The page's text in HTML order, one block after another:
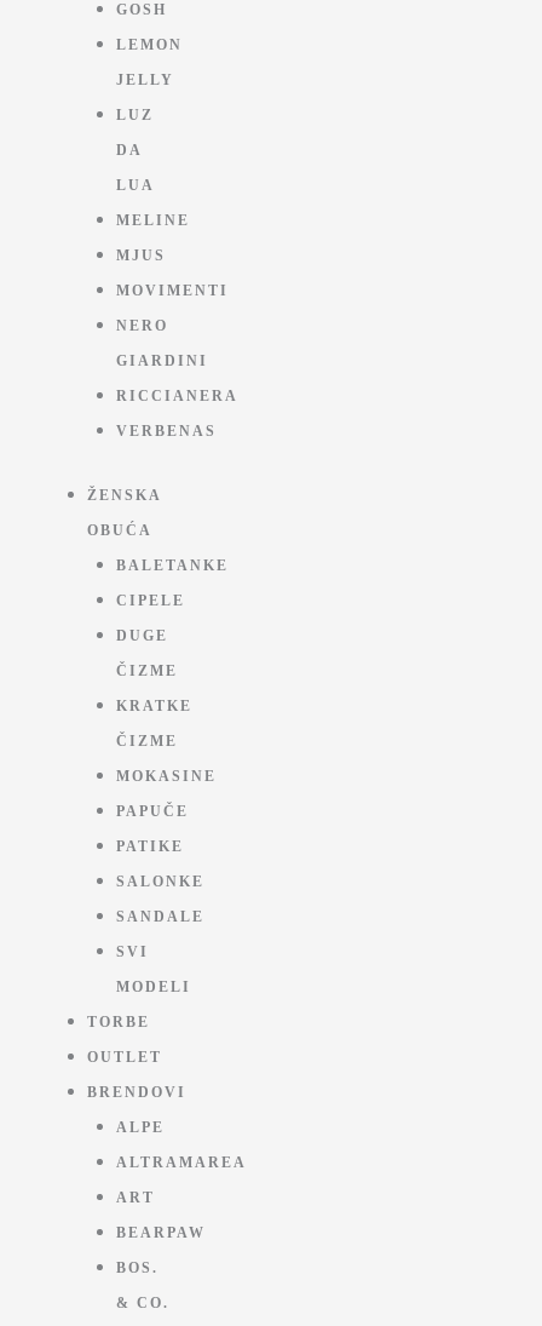
GOSH
LEMON
JELLY
LUZ
DA
LUA
MELINE
MJUS
MOVIMENTI
NERO
GIARDINI
RICCIANERA
VERBENAS
ŽENSKA
OBUĆA
BALETANKE
CIPELE
DUGE
ČIZME
KRATKE
ČIZME
MOKASINE
PAPUČE
PATIKE
SALONKE
SANDALE
SVI
MODELI
TORBE
OUTLET
BRENDOVI
ALPE
ALTRAMAREA
ART
BEARPAW
BOS.
& CO.